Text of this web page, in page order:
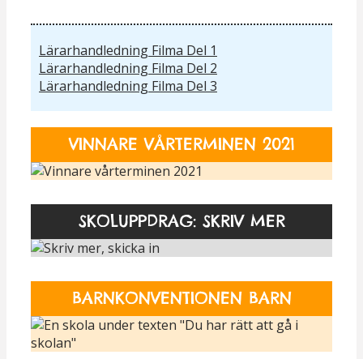
Lärarhandledning Filma Del 1
Lärarhandledning Filma Del 2
Lärarhandledning Filma Del 3
VINNARE VÅRTERMINEN 2021
SKOLUPPDRAG: SKRIV MER
BARNKONVENTIONEN BARN